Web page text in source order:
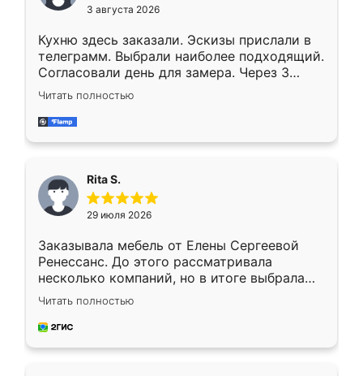
3 августа 2026
Кухню здесь заказали. Эскизы прислали в
телеграмм. Выбрали наиболее подходящий.
Согласовали день для замера. Через 3
недели кухня была уже готова. Остались
довольны работой. Спасибо Ренессанс
мебель за качественную работу!
Читать полностью
Rita S.
29 июля 2026
Заказывала мебель от Елены Сергеевой
Ренессанс. До этого рассматривала
несколько компаний, но в итоге выбрала
эту. Сначала обговорили условия, потом
приехал замерщик, всё спокойно объяснил
и снял размеры. Изготовили в срок, с
Читать полностью